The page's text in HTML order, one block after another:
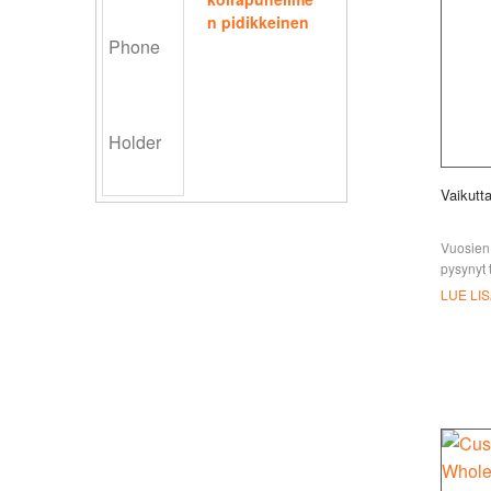
n pidikkeinen
pysynyt
LUE